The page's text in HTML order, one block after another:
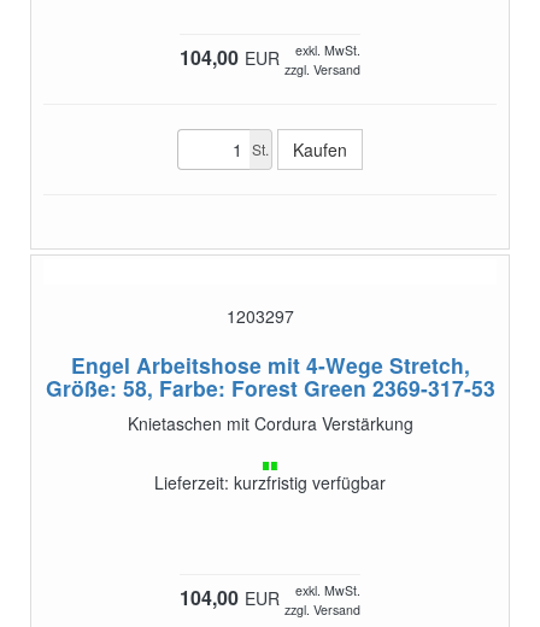
104,00 EUR
exkl. MwSt.
zzgl. Versand
St.
1203297
Engel Arbeitshose mit 4-Wege Stretch,
Größe: 58, Farbe: Forest Green 2369-317-53
Knietaschen mit Cordura Verstärkung
Lieferzeit: kurzfristig verfügbar
104,00 EUR
exkl. MwSt.
zzgl. Versand